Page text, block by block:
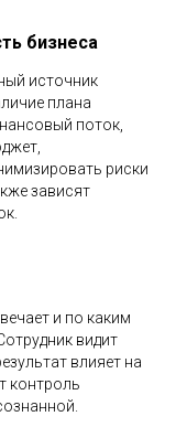
бизнеса
источник
плана
поток,
риски
зависят
и по каким
видит
влияет на
контроль